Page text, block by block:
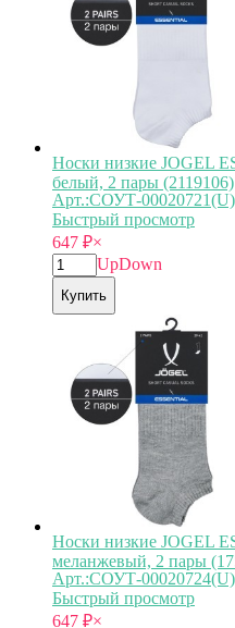
Носки низкие JOGEL
белый, 2 пары (2119106)
Арт.:СОУТ-00020721(U)
Быстрый просмотр
647 ₽×
UpDown
Купить
Носки низкие JOGEL
меланжевый, 2 пары
Арт.:СОУТ-00020724(U)
Быстрый просмотр
647 ₽×